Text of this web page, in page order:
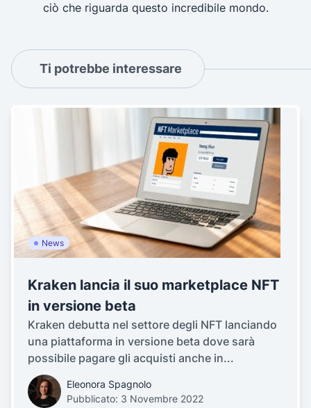
ciò che riguarda questo incredibile mondo.
Ti potrebbe interessare
News
Kraken lancia il suo marketplace NFT
in versione beta
Kraken debutta nel settore degli NFT lanciando
una piattaforma in versione beta dove sarà
possibile pagare gli acquisti anche in...
Eleonora Spagnolo
Pubblicato: 3 Novembre 2022